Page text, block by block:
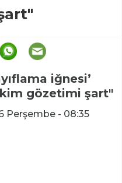
iğnesi’
gözetimi şart"
Perşembe - 08:35